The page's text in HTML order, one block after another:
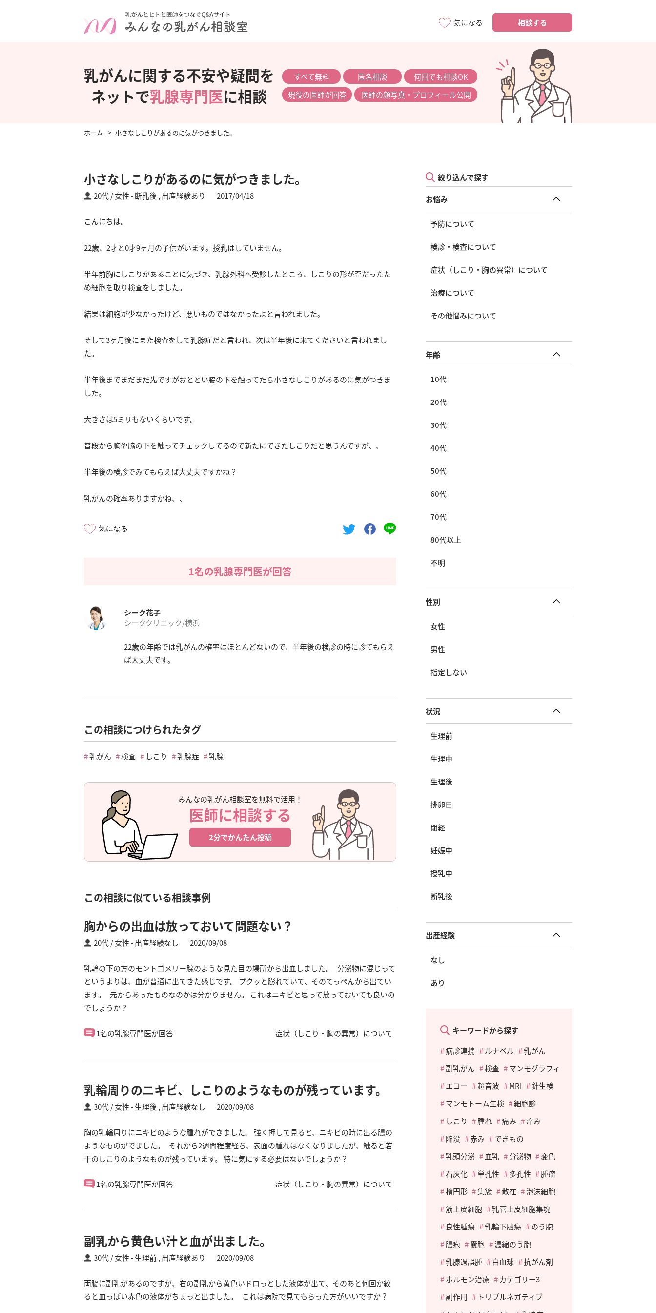
気になる 相談する
乳がんに関する不安や疑問を
ネットで乳腺専門医に相談
すべて無料 匿名相談
何回でも相談OK
現役の医師が回答
医師の顔写真・プロフィール公開
ホーム 小さなしこりがあるのに気がつきました。
小さなしこりがあるのに気がつきました。
20代 / 女性 断乳後 , 出産経験あり 2017/04/18
こんにちは。
22歳、2才と0才9ヶ月の子供がいます。授乳はしていません。
半年前胸にしこりがあることに気づき、乳腺外科へ受診したところ、しこりの形が歪だったた
め細胞を取り検査をしました。
結果は細胞が少なかったけど、悪いものではなかったよと言われました。
そして3ヶ月後にまた検査をして乳腺症だと言われ、次は半年後に来てくださいと言われまし
た。
半年後までまだまだ先ですがおととい脇の下を触ってたら小さなしこりがあるのに気がつきま
した。
大きさは5ミリもないくらいです。
普段から胸や脇の下を触ってチェックしてるので新たにできたしこりだと思うんですが、、
半年後の検診でみてもらえば大丈夫ですかね？
乳がんの確率ありますかね、、
気になる
1名の乳腺専門医が回答
シーク花子
シーククリニック/横浜
22歳の年齢では乳がんの確率はほとんどないので、半年後の検診の時に診てもらえ
ば大丈夫です。
この相談につけられたタグ
乳がん 検査 しこり 乳腺症 乳腺
みんなの乳がん相談室を無料で活用！
医師に相談する
2分でかんたん投稿
この相談に似ている相談事例
胸からの出血は放っておいて問題ない？
20代 / 女性 出産経験なし 2020/09/08
乳輪の下の方のモントゴメリー腺のような見た目の場所から出血しました。 分泌物に混じって
というよりは、血が普通に出てきた感じです。 プクッと膨れていて、そのてっぺんから出てい
ます。 元からあったものなのかは分かりません。 これはニキビと思って放っておいても良いの
でしょうか？
症状（しこり・胸の異常）について
1名の乳腺専門医が回答
乳輪周りのニキビ、しこりのようなものが残っています。
30代 / 女性 生理後 , 出産経験なし 2020/09/08
胸の乳輪周りにニキビのような腫れができました。 強く押して見ると、ニキビの時に出る膿の
ようなものがでました。 それから2週間程度経ち、表面の腫れはなくなりましたが、触ると若
干のしこりのようなものが残っています。 特に気にする必要はないでしょうか？
症状（しこり・胸の異常）について
1名の乳腺専門医が回答
副乳から黄色い汁と血が出ました。
30代 / 女性 生理前 , 出産経験あり 2020/09/08
両脇に副乳があるのですが、右の副乳から黄色いドロっとした液体が出て、そのあと何回か絞
ると血っぽい赤色の液体がちょっと出ました。 これは病院で見てもらった方がいいですか？
絞り込んで探す
お悩み
予防について
検診・検査について
症状（しこり・胸の異常）について
治療について
その他悩みについて
年齢
10代
20代
30代
40代
50代
60代
70代
80代以上
不明
性別
女性
男性
指定しない
状況
生理前
生理中
生理後
排卵日
閉経
妊娠中
授乳中
断乳後
出産経験
なし
あり
キーワードから探す
病診連携
ルナベル
乳がん
副乳がん
検査
マンモグラフィ
エコー
超音波 MRI
針生検
マンモトーム生検
細胞診
しこり
腫れ 痛み
痒み
陥没
赤み
できもの
乳頭分泌
血乳 分泌物
変色
石灰化
単孔性 多孔性
腫瘤
楕円形
集簇 散在
泡沫細胞
筋上皮細胞
乳管上皮細胞集塊
良性腫瘍
乳輪下膿瘍
のう胞
膿疱
嚢胞
濃縮のう胞
乳腺過誤腫
白血球
抗がん剤
ホルモン治療
カテゴリー3
副作用
トリプルネガティブ